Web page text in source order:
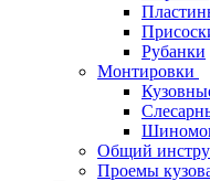
Рубанки
Монтировки
Общий
Проемы